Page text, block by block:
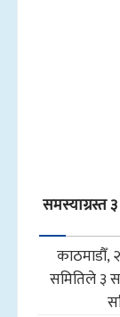
समस्याग्रस्त
काठमाडौँ,
समितिले ३